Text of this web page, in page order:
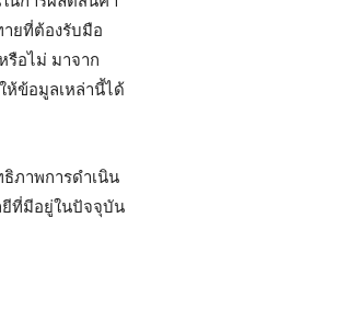
ายที่ต้องรับมือ
รือไม่ มาจาก
ห้ข้อมูลเหล่านี้ได้
ธิภาพการดำเนิน
ยีที่มีอยู่ในปัจจุบัน